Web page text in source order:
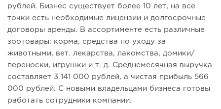
рублей. Бизнес существует более 10 лет, на все
точки есть необходимые лицензии и долгосрочные
договоры аренды. В ассортименте есть различные
зоотовары: корма, средства по уходу за
животными, вет. лекарства, лакомства, домики/
переноски, игрушки и т. д. Среднемесячная выручка
составляет 3 141 000 рублей, а чистая прибыль 566
000 рублей. С новыми владельцами бизнеса готовы
работать сотрудники компании.